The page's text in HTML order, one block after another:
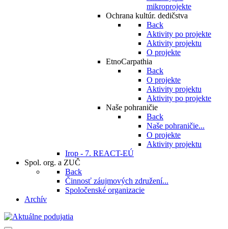
mikroprojekte
Ochrana kultúr. dedičstva
Back
Aktivity po projekte
Aktivity projektu
O projekte
EtnoCarpathia
Back
O projekte
Aktivity projektu
Aktivity po projekte
Naše pohraničie
Back
Naše pohraničie...
O projekte
Aktivity projektu
Irop - 7. REACT-EÚ
Spol. org. a ZUČ
Back
Činnosť záujmových združení...
Spoločenské organizacie
Archív